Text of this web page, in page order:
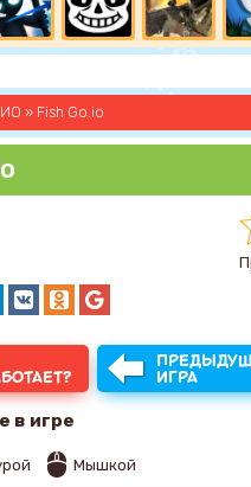
» Fish Go.io
ИГРА
в игре
Мышкой